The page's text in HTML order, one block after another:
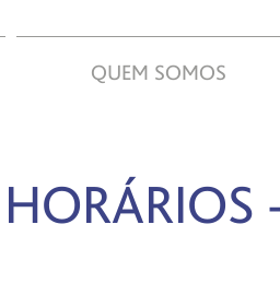
QUEM SOMOS
HORÁRIOS